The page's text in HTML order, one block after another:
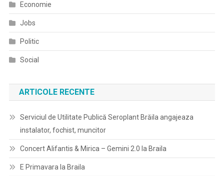
Economie
Jobs
Politic
Social
ARTICOLE RECENTE
Serviciul de Utilitate Publică Seroplant Brăila angajeaza
instalator, fochist, muncitor
Concert Alifantis & Mirica – Gemini 2.0 la Braila
E Primavara la Braila